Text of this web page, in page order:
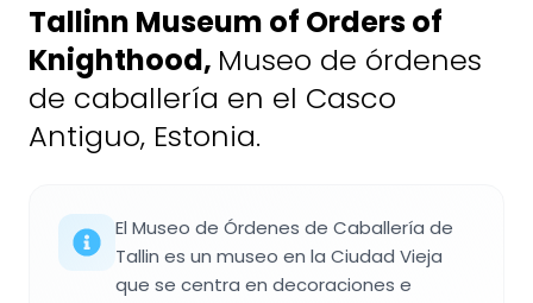
Tallinn Museum of Orders of
Knighthood, Museo de órdenes
de caballería en el Casco
Antiguo, Estonia.
El Museo de Órdenes de Caballería de
Tallin es un museo en la Ciudad Vieja
que se centra en decoraciones e